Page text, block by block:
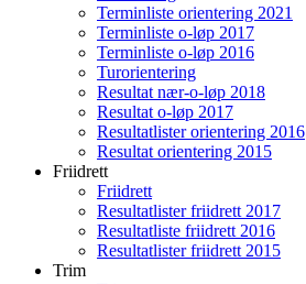
Terminliste orientering 2021
Terminliste o-løp 2017
Terminliste o-løp 2016
Turorientering
Resultat nær-o-løp 2018
Resultat o-løp 2017
Resultatlister orientering 2016
Resultat orientering 2015
Friidrett
Friidrett
Resultatlister friidrett 2017
Resultatliste friidrett 2016
Resultatlister friidrett 2015
Trim